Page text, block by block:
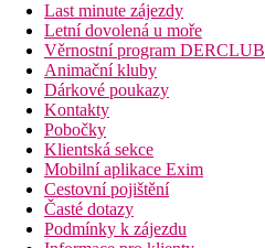
Last minute zájezdy
Letní dovolená u moře
Věrnostní program DERCLUB
Animační kluby
Dárkové poukazy
Kontakty
Pobočky
Klientská sekce
Mobilní aplikace Exim
Cestovní pojištění
Časté dotazy
Podmínky k zájezdu